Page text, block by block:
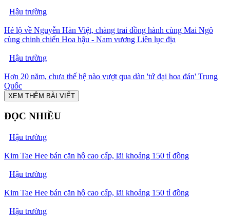
Hậu trường
Hé lộ về Nguyễn Hàn Việt, chàng trai đồng hành cùng Mai Ngô
cùng chinh chiến Hoa hậu - Nam vương Liên lục địa
Hậu trường
Hơn 20 năm, chưa thế hệ nào vượt qua dàn 'tứ đại hoa đán' Trung
Quốc
XEM THÊM BÀI VIẾT
ĐỌC NHIỀU
Hậu trường
Kim Tae Hee bán căn hộ cao cấp, lãi khoảng 150 tỉ đồng
Hậu trường
Kim Tae Hee bán căn hộ cao cấp, lãi khoảng 150 tỉ đồng
Hậu trường